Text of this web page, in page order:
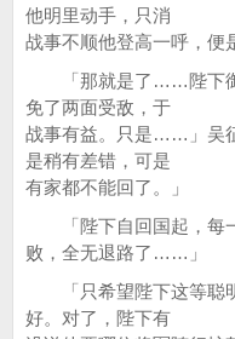
他明里动手，只消
战事不顺他登高一呼，便
「那就是了……陛下御
免了两面受敌，于
战事有益。只是……」吴
是稍有差错，可是
有家都不能回了。」
「陛下自回国起，每
败，全无退路了……」
「只希望陛下这等聪
好。对了，陛下有